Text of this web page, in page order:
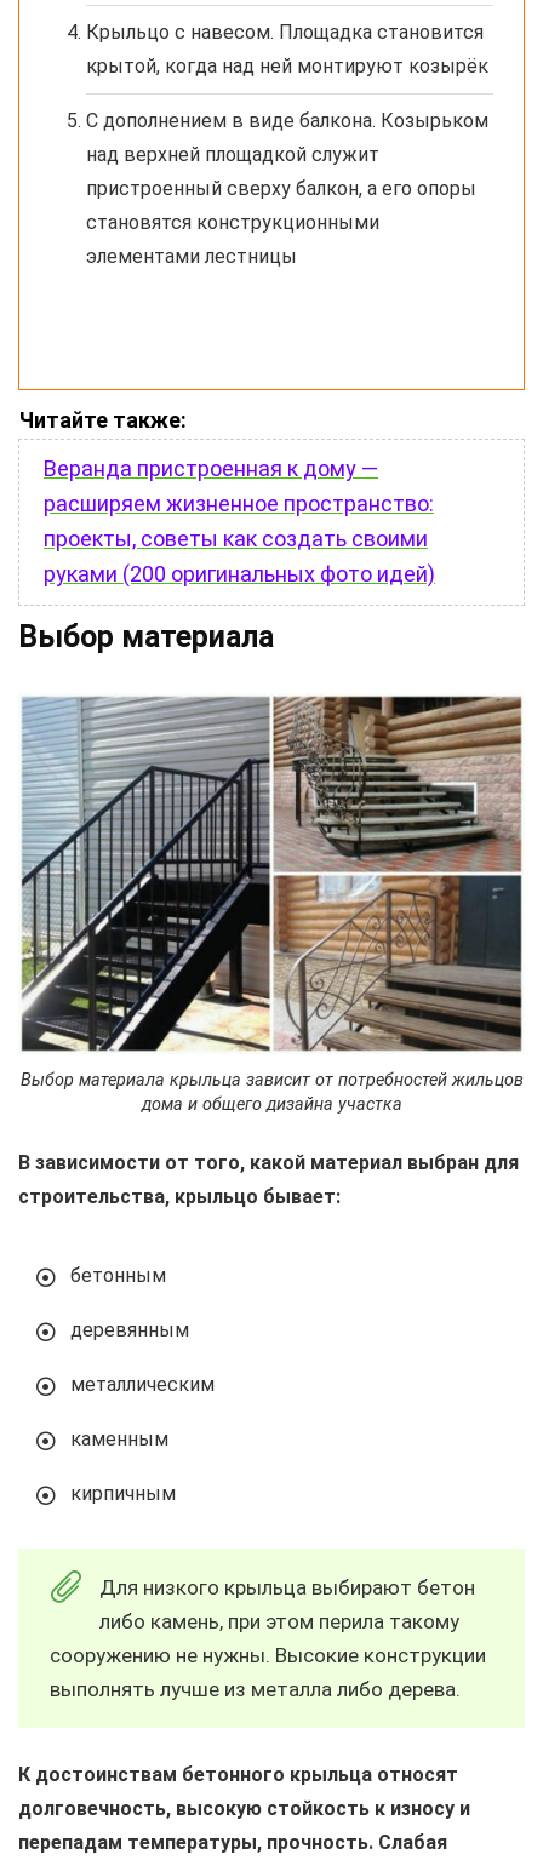
Крыльцо с навесом. Площадка становится
крытой, когда над ней монтируют козырёк
С дополнением в виде балкона. Козырьком
над верхней площадкой служит
пристроенный сверху балкон, а его опоры
становятся конструкционными
элементами лестницы
Читайте также:
Веранда пристроенная к дому —
расширяем жизненное пространство:
проекты, советы как создать своими
руками (200 оригинальных фото идей)
Выбор материала
Выбор материала крыльца зависит от потребностей жильцов
дома и общего дизайна участка
В зависимости от того, какой материал выбран для
строительства, крыльцо бывает:
бетонным
деревянным
металлическим
каменным
кирпичным
Для низкого крыльца выбирают бетон
либо камень, при этом перила такому
сооружению не нужны. Высокие конструкции
выполнять лучше из металла либо дерева.
К достоинствам бетонного крыльца относят
долговечность, высокую стойкость к износу и
перепадам температуры, прочность. Слабая